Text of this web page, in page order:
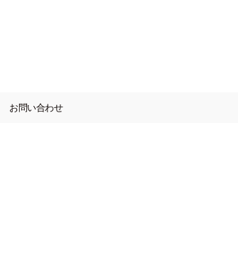
お問い合わせ